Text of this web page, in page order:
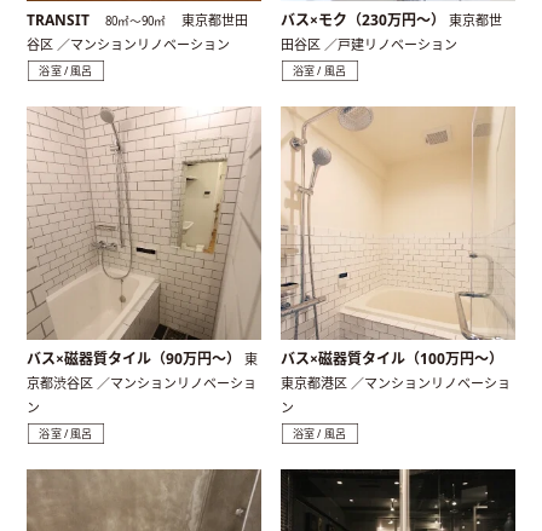
TRANSIT 80㎡〜90㎡
東京都世田
谷区 ／マンションリノベーション
浴室 / 風呂
バス×モク（230万円〜）東京都世
田谷区 ／戸建リノベーション
浴室 / 風呂
バス×磁器質タイル（90万円〜）東
京都渋谷区 ／マンションリノベーショ
ン
浴室 / 風呂
バス×磁器質タイル（100万円〜）
東京都港区 ／マンションリノベーショ
ン
浴室 / 風呂